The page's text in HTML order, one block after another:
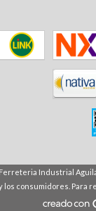
Industrial
los consumidores. Para